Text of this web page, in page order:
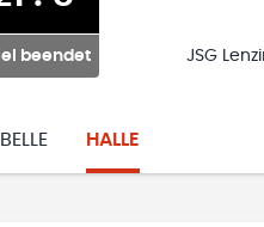
beendet JSG
HALLE